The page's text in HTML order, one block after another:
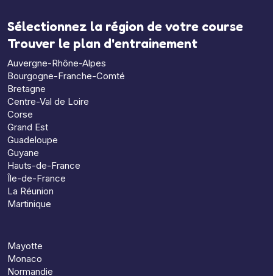
Sélectionnez la région de votre course
Trouver le plan d'entrainement
Auvergne-Rhône-Alpes
Bourgogne-Franche-Comté
Bretagne
Centre-Val de Loire
Corse
Grand Est
Guadeloupe
Guyane
Hauts-de-France
Île-de-France
La Réunion
Martinique
Mayotte
Monaco
Normandie